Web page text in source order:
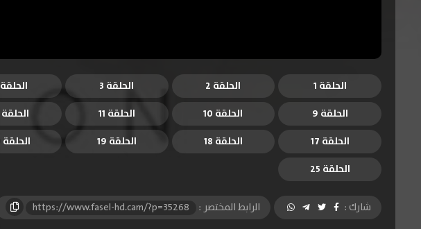
الحلقة 1 الحلقة 2 الحلقة 3 الحلقة 4
الحلقة 9
الحلقة 10 الحلقة 11 الحلقة 12
الحلقة 17
الحلقة 18 الحلقة 19 الحلقة 20
الحلقة 25
شارك : الرابط المختصر : https://www.fasel-hd.cam/?p=35268